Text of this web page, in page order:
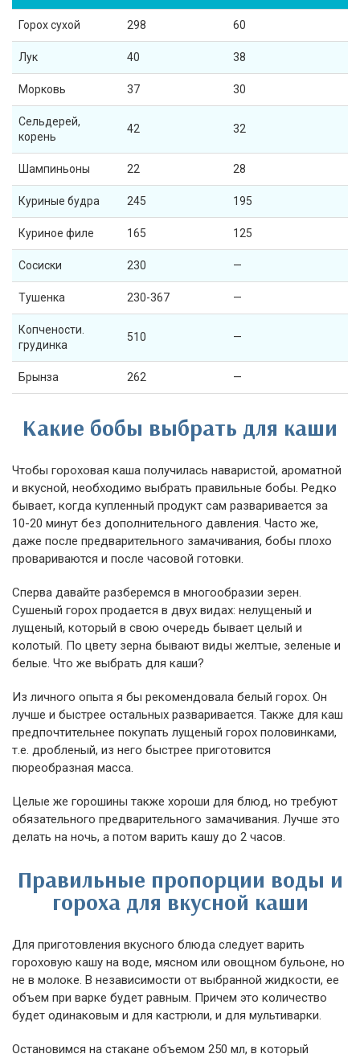
Горох сухой 298 60
Лук 40 38
Морковь 37 30
Сельдерей,
корень
42 32
Шампиньоны 22 28
Куриные будра 245 195
Куриное филе 165 125
Сосиски 230 —
Тушенка 230-367 —
Копчености.
грудинка
510 —
Брынза 262 —
Какие бобы выбрать для каши
Чтобы гороховая каша получилась наваристой, ароматной
и вкусной, необходимо выбрать правильные бобы. Редко
бывает, когда купленный продукт сам разваривается за
10-20 минут без дополнительного давления. Часто же,
даже после предварительного замачивания, бобы плохо
провариваются и после часовой готовки.
Сперва давайте разберемся в многообразии зерен.
Сушеный горох продается в двух видах: нелущеный и
лущеный, который в свою очередь бывает целый и
колотый. По цвету зерна бывают виды желтые, зеленые и
белые. Что же выбрать для каши?
Из личного опыта я бы рекомендовала белый горох. Он
лучше и быстрее остальных разваривается. Также для каш
предпочтительнее покупать лущеный горох половинками,
т.е. дробленый, из него быстрее приготовится
пюреобразная масса.
Целые же горошины также хороши для блюд, но требуют
обязательного предварительного замачивания. Лучше это
делать на ночь, а потом варить кашу до 2 часов.
Правильные пропорции воды и
гороха для вкусной каши
Для приготовления вкусного блюда следует варить
гороховую кашу на воде, мясном или овощном бульоне, но
не в молоке. В независимости от выбранной жидкости, ее
объем при варке будет равным. Причем это количество
будет одинаковым и для кастрюли, и для мультиварки.
Остановимся на стакане объемом 250 мл, в который